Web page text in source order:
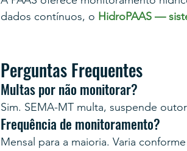
dados contínuos, o HidroPAAS —
Perguntas Frequentes
Multas por não monitorar?
Sim. SEMA-MT multa, suspende
Frequência de monitoramento?
Mensal para a maioria. Varia